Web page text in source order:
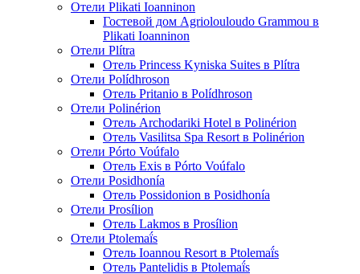
Отели Plikati Ioanninon
Гостевой дом Agriolouloudo Grammou в
Plikati Ioanninon
Отели Plítra
Отель Princess Kyniska Suites в Plítra
Отели Polídhroson
Отель Pritanio в Polídhroson
Отели Polinérion
Отель Archodariki Hotel в Polinérion
Отель Vasilitsa Spa Resort в Polinérion
Отели Pórto Voúfalo
Отель Exis в Pórto Voúfalo
Отели Posidhonía
Отель Possidonion в Posidhonía
Отели Prosílion
Отель Lakmos в Prosílion
Отели Ptolemaḯs
Отель Ioannou Resort в Ptolemaḯs
Отель Pantelidis в Ptolemaḯs